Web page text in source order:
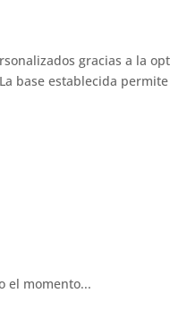
gracias a la
La base establecida
el momento...